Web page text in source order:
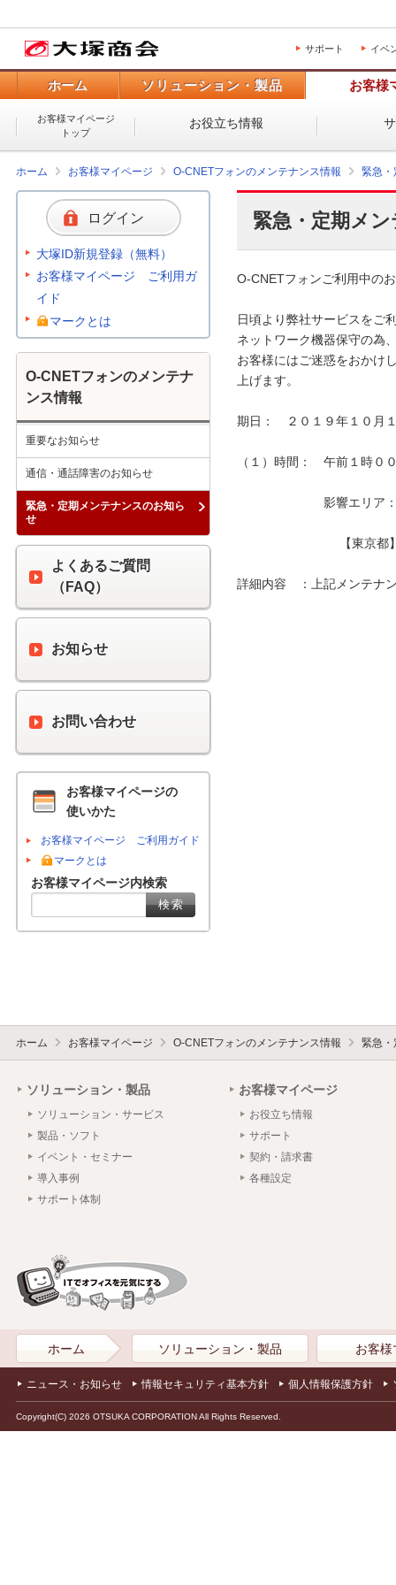
サポート イベ
ホーム ソリューション・製品 お客様
お客様マイページ
トップ
お役立ち情報
ホーム お客様マイページ O-CNETフォンのメンテナンス情報 緊急・
緊急・定期メ
O-CNETフォンご利用中の
日頃より弊社サービスをご
ネットワーク機器保守の為
お客様にはご迷惑をおかけ
上げます。
期日：　２０１９年１０月
（１）時間：　午前１時０
影響エリア：　下記
【東京都】　
詳細内容　：上記メンテナ
ログイン
大塚ID新規登録（無料）
お客様マイページ ご利用ガ
イド
マークとは
O-CNETフォンのメンテナ
ンス情報
重要なお知らせ
通信・通話障害のお知らせ
緊急・定期メンテナンスのお知ら
せ
よくあるご質問
（FAQ）
お知らせ
お問い合わせ
お客様マイページの
使いかた
お客様マイページ ご利用ガイド
マークとは
お客様マイページ内検索
ホーム お客様マイページ O-CNETフォンのメンテナンス情報 緊急・
ソリューション・製品
ソリューション・サービス
製品・ソフト
イベント・セミナー
導入事例
サポート体制
お客様マイページ
お役立ち情報
サポート
契約・請求書
各種設定
ホーム ソリューション・製品 お客様
ニュース・お知らせ 情報セキュリティ基本方針 個人情報保護方針
Copyright(C) 2026 OTSUKA CORPORATION All Rights Reserved.